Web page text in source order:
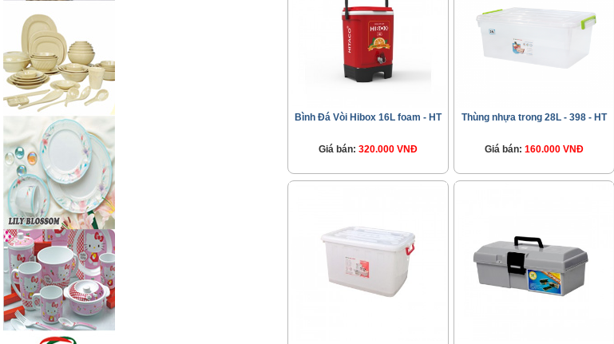
Bình Đá Vòi Hibox 16L foam - HT
Giá bán: 320.000 VNĐ
Thùng nhựa trong 28L - 398 - HT
Giá bán: 160.000 VNĐ